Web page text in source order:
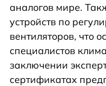
аналогов мире.
устройств по
вентиляторов, что
специалистов
заключении
сертификатах